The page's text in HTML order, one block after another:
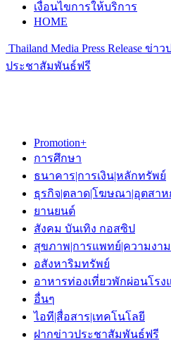
เงื่อนไขการให้บริการ
HOME
Thailand Media Press Release ข่
ประชาสัมพันธ์ฟรี
Promotion+
การศึกษา
ธนาคาร|การเงิน|หลักทรัพย์
ธุรกิจ|ตลาด|โฆษณา|อุตสาห
ยานยนต์
สังคม บันเทิง กอสซิป
สุขภาพ|การแพทย์|ความงาม
อสังหาริมทรัพย์
อาหารท่องเที่ยวพักผ่อนโรง
อื่นๆ
ไอที|สื่อสาร|เทคโนโลยี
ฝากข่าวประชาสัมพันธ์ฟรี